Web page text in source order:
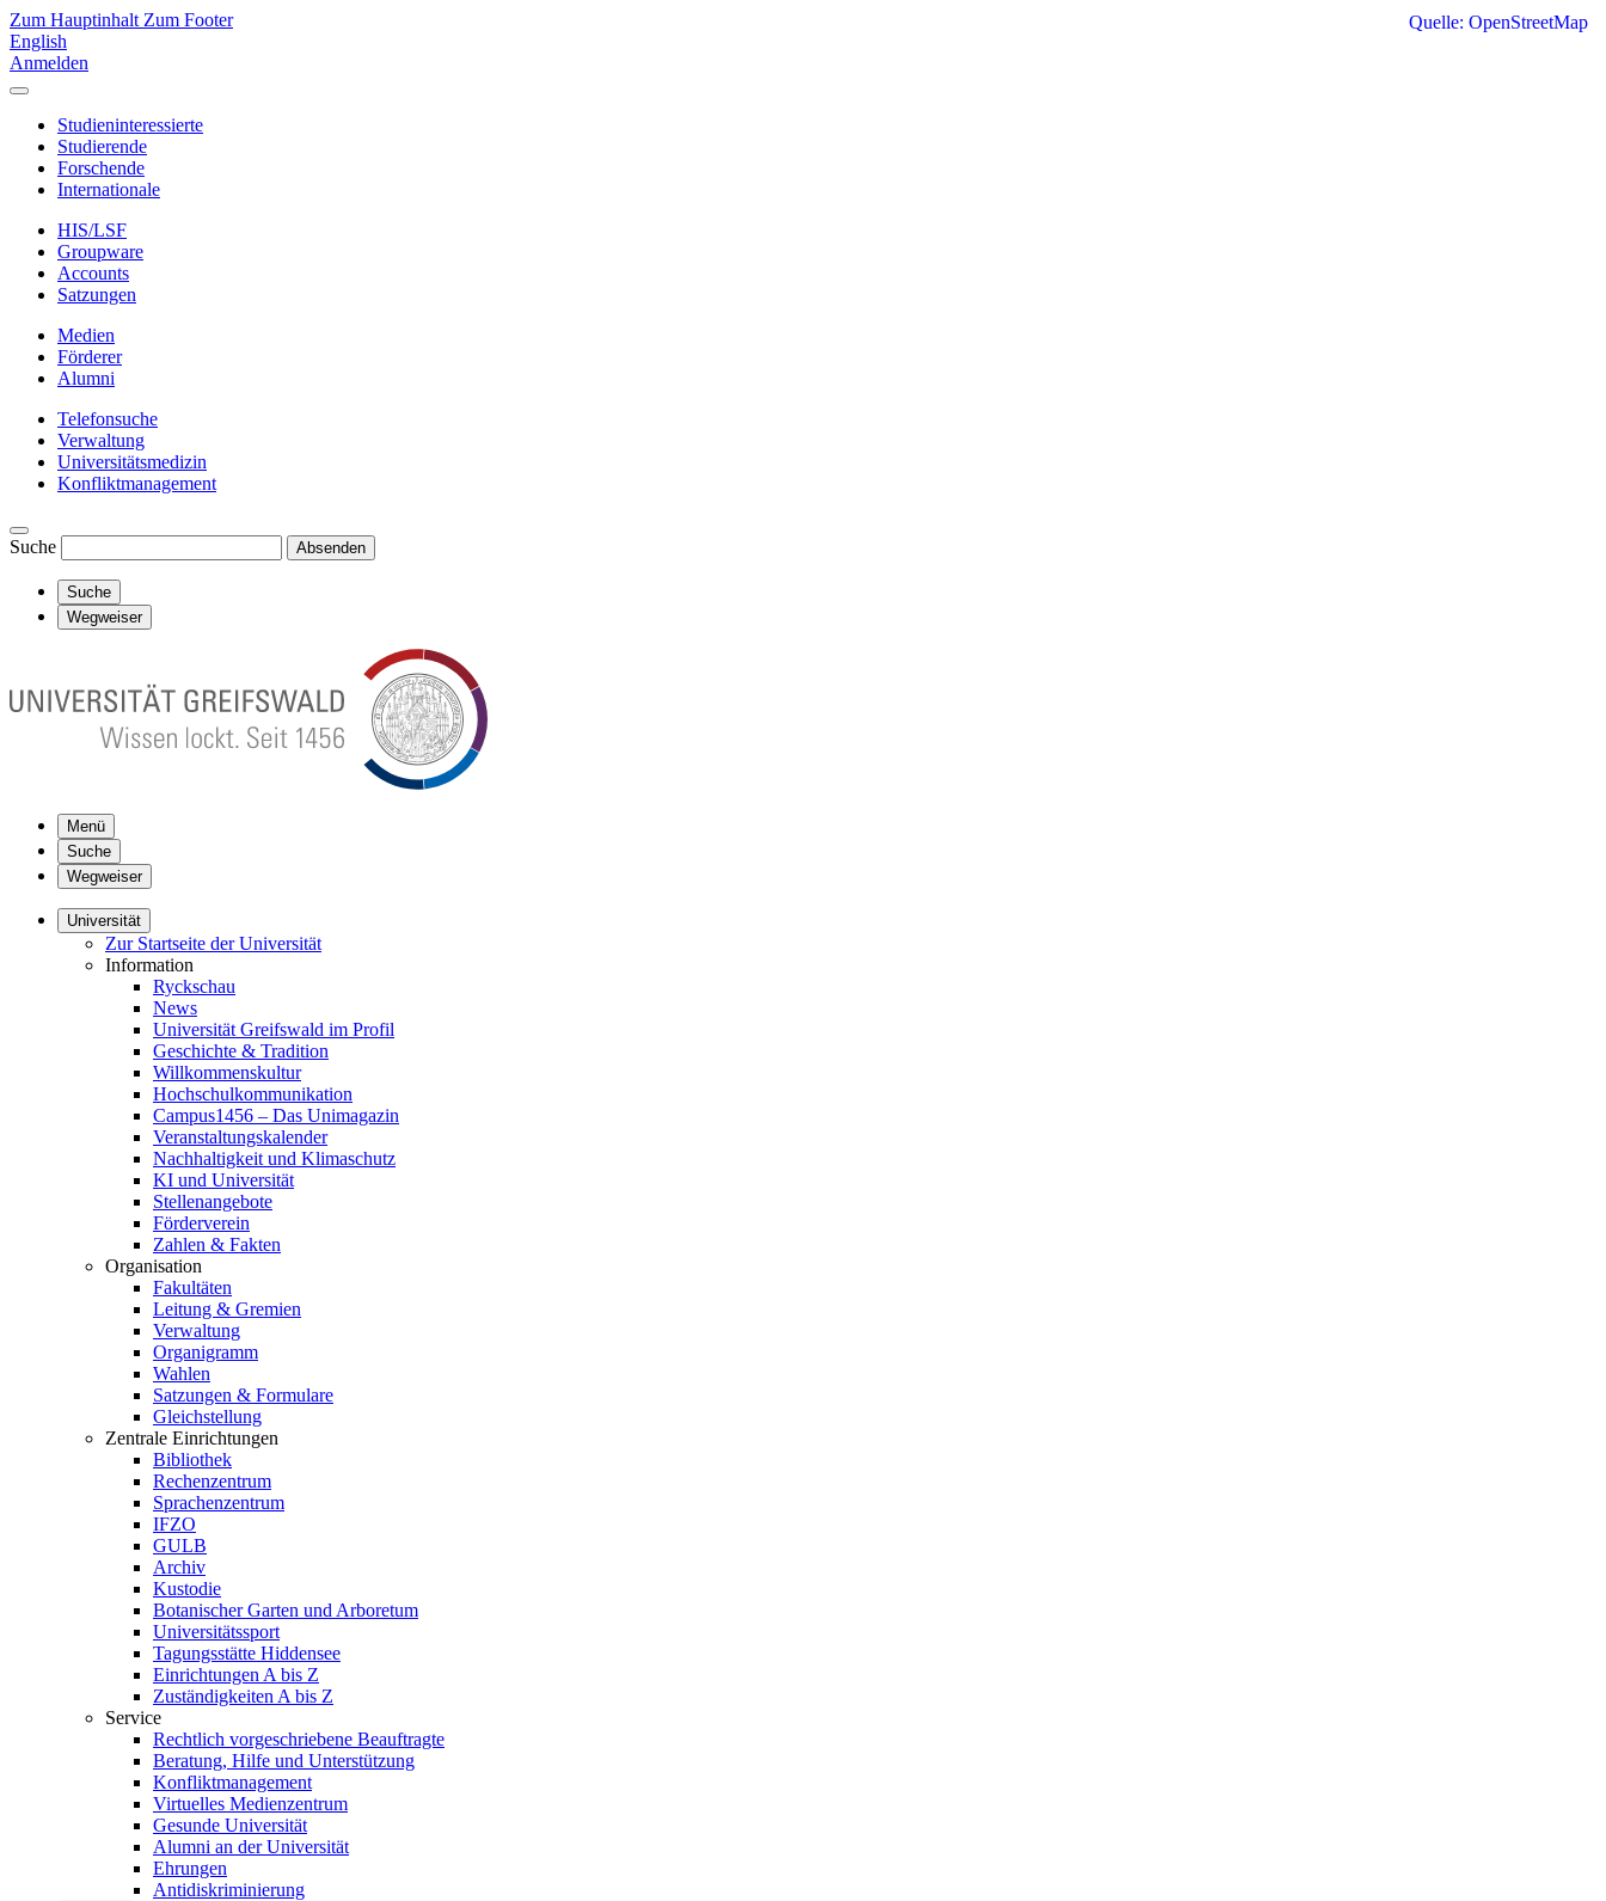
Zum Hauptinhalt Zum Footer
English
Anmelden
Studieninteressierte
Studierende
Forschende
Internationale
HIS/LSF
Groupware
Accounts
Satzungen
Medien
Förderer
Alumni
Telefonsuche
Verwaltung
Universitätsmedizin
Konfliktmanagement
Suche Absenden
Suche
Wegweiser
Menü
Suche
Wegweiser
Universität
Zur Startseite der Universität
Information
Ryckschau
News
Universität Greifswald im Profil
Geschichte & Tradition
Willkommenskultur
Hochschulkommunikation
Campus1456 – Das Unimagazin
Veranstaltungskalender
Nachhaltigkeit und Klimaschutz
KI und Universität
Stellenangebote
Förderverein
Zahlen & Fakten
Organisation
Fakultäten
Leitung & Gremien
Verwaltung
Organigramm
Wahlen
Satzungen & Formulare
Gleichstellung
Zentrale Einrichtungen
Bibliothek
Rechenzentrum
Sprachenzentrum
IFZO
GULB
Archiv
Kustodie
Botanischer Garten und Arboretum
Universitätssport
Tagungsstätte Hiddensee
Einrichtungen A bis Z
Zuständigkeiten A bis Z
Service
Rechtlich vorgeschriebene Beauftragte
Beratung, Hilfe und Unterstützung
Konfliktmanagement
Virtuelles Medienzentrum
Gesunde Universität
Alumni an der Universität
Ehrungen
Antidiskriminierung
Quelle: OpenStreetMap